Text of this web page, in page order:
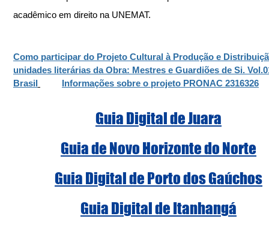
acadêmico em direito na UNEMAT.
Como participar do Projeto Cultural à Produção e
unidades literárias da Obra: Mestres e Guardiões de Si.
Brasil
Informações sobre o projeto PRONAC 2316326
Guia Digital de Juara
Guia de Novo Horizonte do Norte
Guia Digital de Porto dos Gaúchos
Guia Digital de Itanhangá